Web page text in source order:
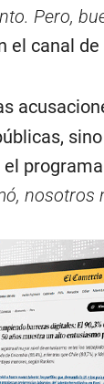
Pero,
el canal
nosotros